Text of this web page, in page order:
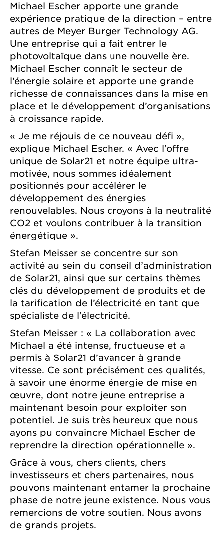
Michael Escher apporte une grande
expérience pratique de la direction – entre
autres de Meyer Burger Technology AG.
Une entreprise qui a fait entrer le
photovoltaïque dans une nouvelle ère.
Michael Escher connaît le secteur de
l’énergie solaire et apporte une grande
richesse de connaissances dans la mise en
place et le développement d’organisations
à croissance rapide.
« Je me réjouis de ce nouveau défi »,
explique Michael Escher. « Avec l’offre
unique de Solar21 et notre équipe ultra-
motivée, nous sommes idéalement
positionnés pour accélérer le
développement des énergies
renouvelables. Nous croyons à la neutralité
CO2 et voulons contribuer à la transition
énergétique ».
Stefan Meisser se concentre sur son
activité au sein du conseil d’administration
de Solar21, ainsi que sur certains thèmes
clés du développement de produits et de
la tarification de l’électricité en tant que
spécialiste de l’électricité.
Stefan Meisser : « La collaboration avec
Michael a été intense, fructueuse et a
permis à Solar21 d’avancer à grande
vitesse. Ce sont précisément ces qualités,
à savoir une énorme énergie de mise en
œuvre, dont notre jeune entreprise a
maintenant besoin pour exploiter son
potentiel. Je suis très heureux que nous
ayons pu convaincre Michael Escher de
reprendre la direction opérationnelle ».
Grâce à vous, chers clients, chers
investisseurs et chers partenaires, nous
pouvons maintenant entamer la prochaine
phase de notre jeune existence. Nous vous
remercions de votre soutien. Nous avons
de grands projets.